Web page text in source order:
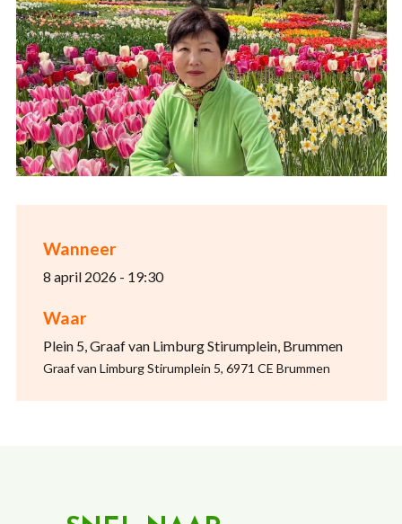
Wanneer
8 april 2026 - 19:30
Waar
Plein 5, Graaf van Limburg Stirumplein, Brummen
Graaf van Limburg Stirumplein 5, 6971 CE Brummen